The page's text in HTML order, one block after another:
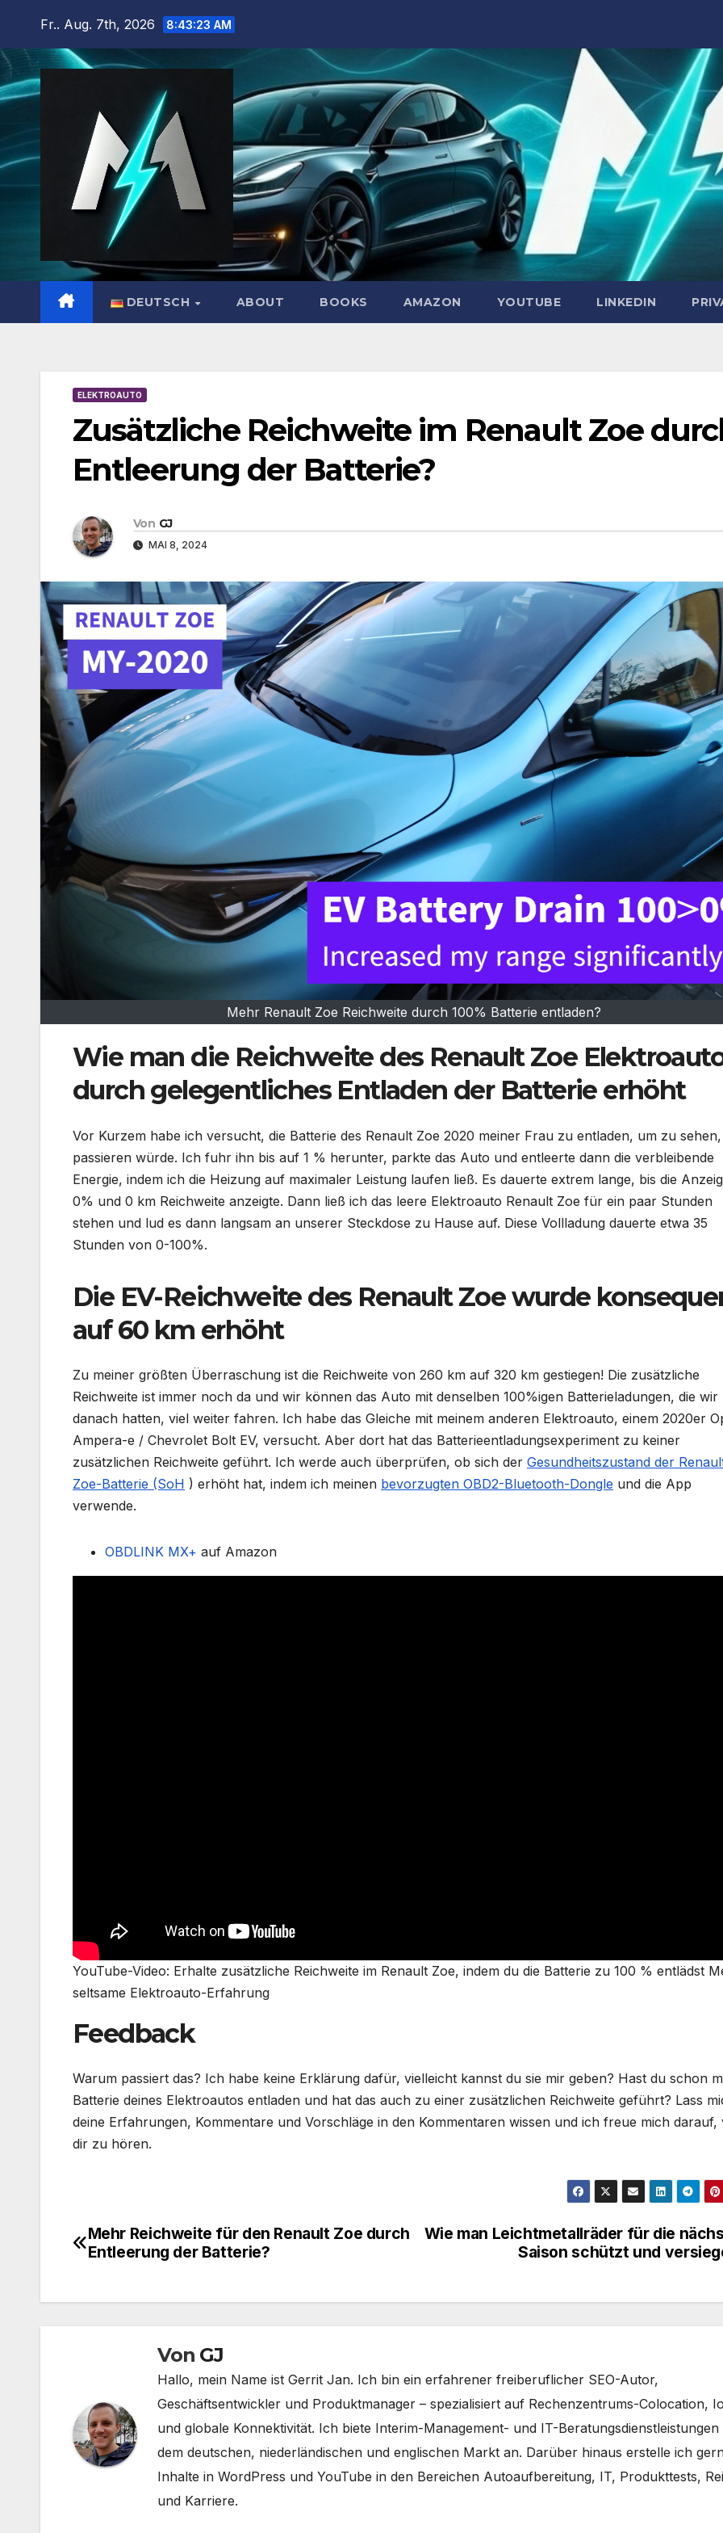
springen
Fr.. Aug. 7th, 2026 8:43:24 AM
DEUTSCH ABOUT BOOKS AMAZON YOUTUBE LINKEDIN
ELEKTROAUTO
Zusätzliche Reichweite im Renault Zoe
Entleerung der Batterie?
Von GJ
MAI 8, 2024
Mehr Renault Zoe Reichweite durch 100% Batterie entladen?
Wie man die Reichweite des Renault Zoe
durch gelegentliches Entladen der Batterie erhöht
Vor Kurzem habe ich versucht, die Batterie des Renault Zoe 2020 meiner Frau zu entladen, um zu
passieren würde. Ich fuhr ihn bis auf 1 % herunter, parkte das Auto und entleerte dann die verbleibende
Energie, indem ich die Heizung auf maximaler Leistung laufen ließ. Es dauerte extrem lange, bis die
0% und 0 km Reichweite anzeigte. Dann ließ ich das leere Elektroauto Renault Zoe für ein paar Stunden
stehen und lud es dann langsam an unserer Steckdose zu Hause auf. Diese Vollladung dauerte etwa 35
Stunden von 0-100%.
Die EV-Reichweite des Renault Zoe wurde
auf 60 km erhöht
Zu meiner größten Überraschung ist die Reichweite von 260 km auf 320 km gestiegen! Die zusätzliche
Reichweite ist immer noch da und wir können das Auto mit denselben 100%igen Batterieladungen, die wir
danach hatten, viel weiter fahren. Ich habe das Gleiche mit meinem anderen Elektroauto, einem 2020er
Ampera-e / Chevrolet Bolt EV, versucht. Aber dort hat das Batterieentladungsexperiment zu keiner
zusätzlichen Reichweite geführt. Ich werde auch überprüfen, ob sich der Gesundheitszustand der
Zoe-Batterie (SoH ) erhöht hat, indem ich meinen bevorzugten OBD2-Bluetooth-Dongle und die App
verwende.
OBDLINK MX+ auf Amazon
YouTube-Video: Erhalte zusätzliche Reichweite im Renault Zoe, indem du die Batterie zu 100 % entlädst
seltsame Elektroauto-Erfahrung
Feedback
Warum passiert das? Ich habe keine Erklärung dafür, vielleicht kannst du sie mir geben? Hast du schon
Batterie deines Elektroautos entladen und hat das auch zu einer zusätzlichen Reichweite geführt? Lass
deine Erfahrungen, Kommentare und Vorschläge in den Kommentaren wissen und ich freue mich darauf,
dir zu hören.
Beitragsnavigation
Wie man Leichtmetallräder für die
Saison schützt und
Mehr Reichweite für den Renault Zoe durch
Entleerung der Batterie?
Von GJ
Hallo, mein Name ist Gerrit Jan. Ich bin ein erfahrener freiberuflicher SEO-Autor,
Geschäftsentwickler und Produktmanager – spezialisiert auf Rechenzentrums-Colocation,
und globale Konnektivität. Ich biete Interim-Management- und IT-
dem deutschen, niederländischen und englischen Markt an. Darüber hinaus erstelle ich
Inhalte in WordPress und YouTube in den Bereichen Autoaufbereitung, IT, Produkttests,
und Karriere.